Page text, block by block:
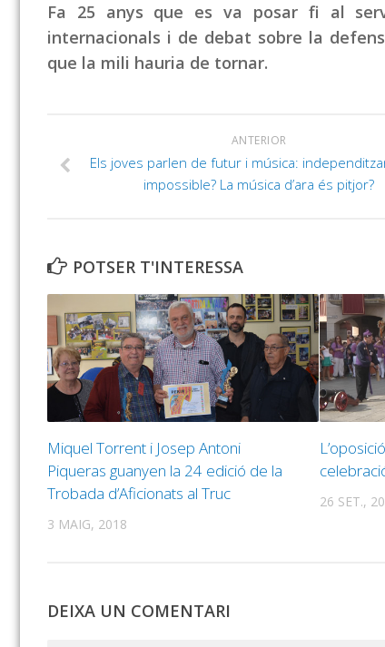
Fa 25 anys que es va posar fi al
internacionals i de debat sobre la
que la mili hauria de tornar.
ANTERIOR
Els joves parlen de futur i música:
impossible? La música d’ara és pitjor?
POTSER T'INTERESSA
Miquel Torrent i Josep Antoni
Piqueras guanyen la 24 edició de la
Trobada d’Aficionats al Truc
3 MAIG, 2018
26 SET.,
DEIXA UN COMENTARI